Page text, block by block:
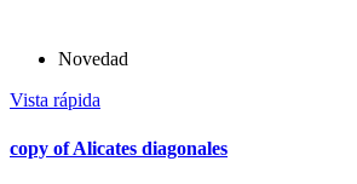
Novedad
Vista rápida
copy of Alicates diagonales